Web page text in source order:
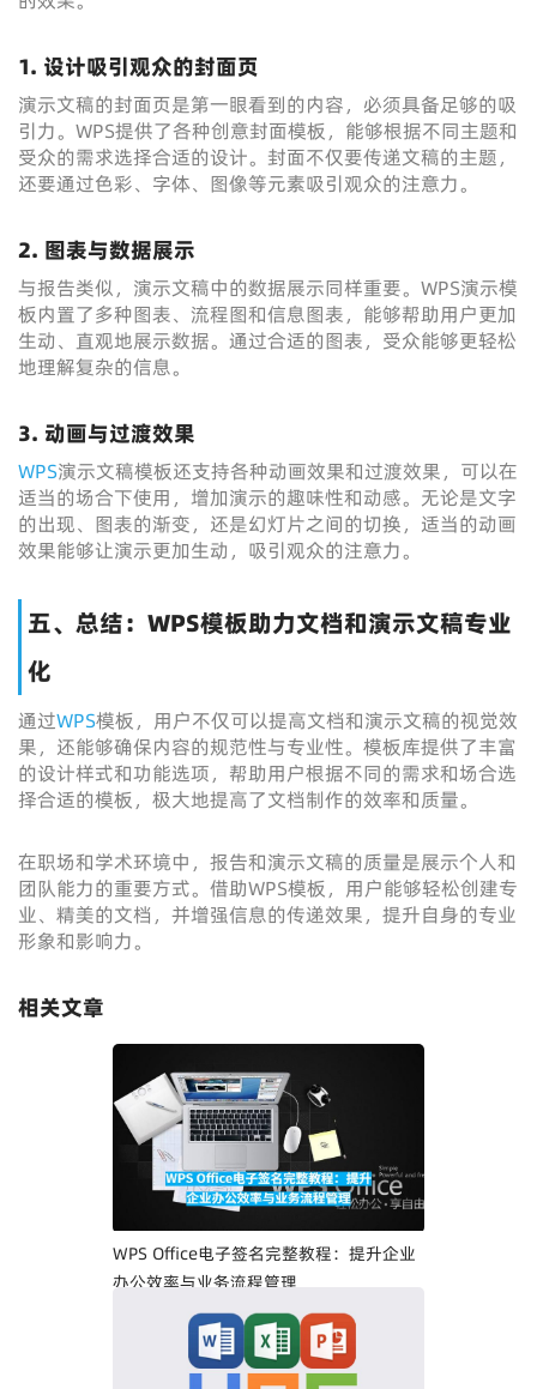
1. 设计吸引观众的封面页
演示文稿的封面页是第一眼看到的内容，必须具备足够的吸
引力。WPS提供了各种创意封面模板，能够根据不同主题和
受众的需求选择合适的设计。封面不仅要传递文稿的主题，
还要通过色彩、字体、图像等元素吸引观众的注意力。
2. 图表与数据展示
与报告类似，演示文稿中的数据展示同样重要。WPS演示模
板内置了多种图表、流程图和信息图表，能够帮助用户更加
生动、直观地展示数据。通过合适的图表，受众能够更轻松
地理解复杂的信息。
3. 动画与过渡效果
WPS演示文稿模板还支持各种动画效果和过渡效果，可以在
适当的场合下使用，增加演示的趣味性和动感。无论是文字
的出现、图表的渐变，还是幻灯片之间的切换，适当的动画
效果能够让演示更加生动，吸引观众的注意力。
五、总结：WPS模板助力文档和演示文稿专业
化
通过WPS模板，用户不仅可以提高文档和演示文稿的视觉效
果，还能够确保内容的规范性与专业性。模板库提供了丰富
的设计样式和功能选项，帮助用户根据不同的需求和场合选
择合适的模板，极大地提高了文档制作的效率和质量。
在职场和学术环境中，报告和演示文稿的质量是展示个人和
团队能力的重要方式。借助WPS模板，用户能够轻松创建专
业、精美的文档，并增强信息的传递效果，提升自身的专业
形象和影响力。
相关文章
WPS Office电子签名完整教程：提升企业
办公效率与业务流程管理